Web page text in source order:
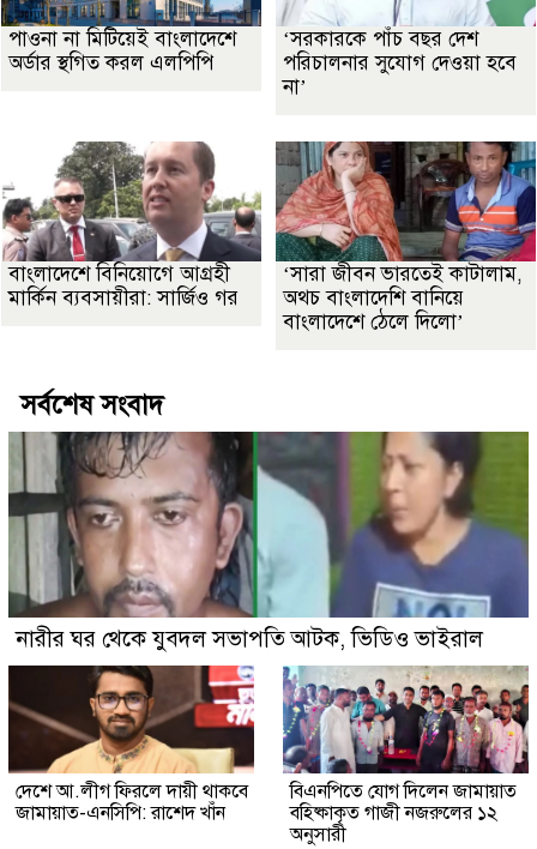
পাওনা না মিটিয়েই বাংলাদেশে
অর্ডার স্থগিত করল এলপিপি
‘সরকারকে পাঁচ বছর দেশ
পরিচালনার সুযোগ দেওয়া হবে
না’
বাংলাদেশে বিনিয়োগে আগ্রহী
মার্কিন ব্যবসায়ীরা: সার্জিও গর
‘সারা জীবন ভারতেই কাটালাম,
অথচ বাংলাদেশি বানিয়ে
বাংলাদেশে ঠেলে দিলো’
সর্বশেষ সংবাদ
নারীর ঘর থেকে যুবদল সভাপতি আটক, ভিডিও ভাইরাল
দেশে আ.লীগ ফিরলে দায়ী থাকবে
জামায়াত-এনসিপি: রাশেদ খাঁন
বিএনপিতে যোগ দিলেন জামায়াত
বহিষ্কাকৃত গাজী নজরুলের ১২
অনুসারী